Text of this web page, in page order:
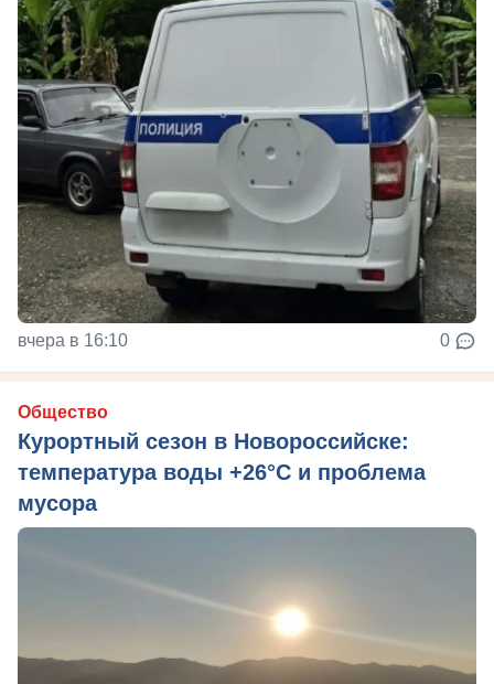
вчера в 16:10 0
Общество
Курортный сезон в Новороссийске:
температура воды +26°C и проблема
мусора